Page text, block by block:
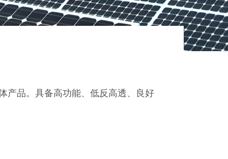
产品。具备高功能、低反高透、良好